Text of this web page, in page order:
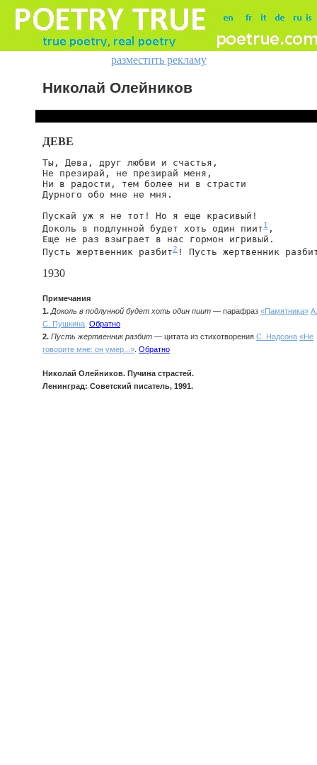
разместить рекламу
Николай Олейников
ДЕВЕ
Ты, Дева, друг любви и счастья,
Не презирай, не презирай меня,
Ни в радости, тем более ни в страсти
Дурного обо мне не мня.
Пускай уж я не тот! Но я еще красивый!
Доколь в подлунной будет хоть один пиит1 ,
Еще не раз взыграет в нас гормон игривый.
Пусть жертвенник разбит2 ! Пусть жертвенник
1930
Примечания
1. Доколь в подлунной будет хоть один пиит — парафраз «Памятника» А.
С. Пушкина Обратно
2. Пусть жертвенник разбит — цитата из стихотворения С. Надсона «Не
говорите мне: он умер...» Обратно
Николай Олейников. Пучина страстей.
Ленинград: Советский писатель, 1991.